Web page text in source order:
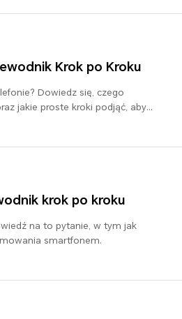
Krok po Kroku
Dowiedz się, czego
jakie proste kroki podjąć, aby
krok po kroku
na to pytanie, w tym jak
smartfonem.